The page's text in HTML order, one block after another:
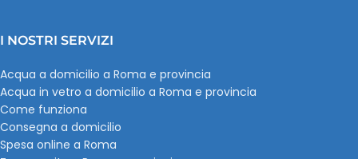
I NOSTRI SERVIZI
Acqua a domicilio a Roma e provincia
Acqua in vetro a domicilio a Roma e provincia
Come funziona
Consegna a domicilio
Spesa online a Roma